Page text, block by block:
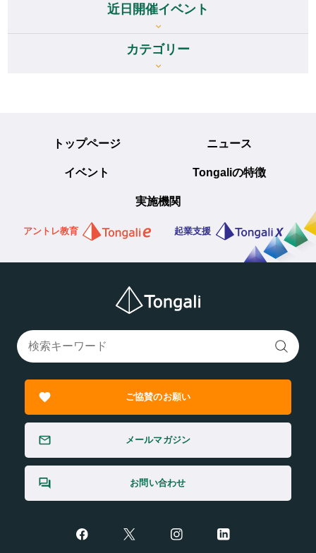
近日開催イベント
カテゴリー
トップページ ニュース
イベント Tongaliの特徴
実施機関
アントレ教育 起業支援
ご協賛のお願い
メールマガジン
お問い合わせ